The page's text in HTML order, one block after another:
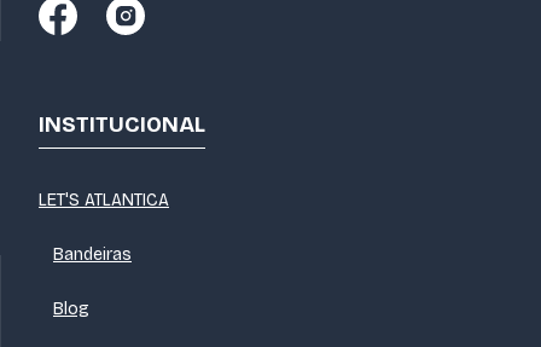
INSTITUCIONAL
LET'S ATLANTICA
Bandeiras
Blog